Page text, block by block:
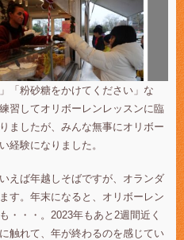
「粉砂糖をかけてください」な
習してオリボーレンレッスンに臨
ましたが、みんな無事にオリボー
経験になりました。
えば年越しそばですが、オランダ
す。年末になると、オリボーレン
・・・。2023年もあと2週間近く
触れて、年が終わるのを感じてい